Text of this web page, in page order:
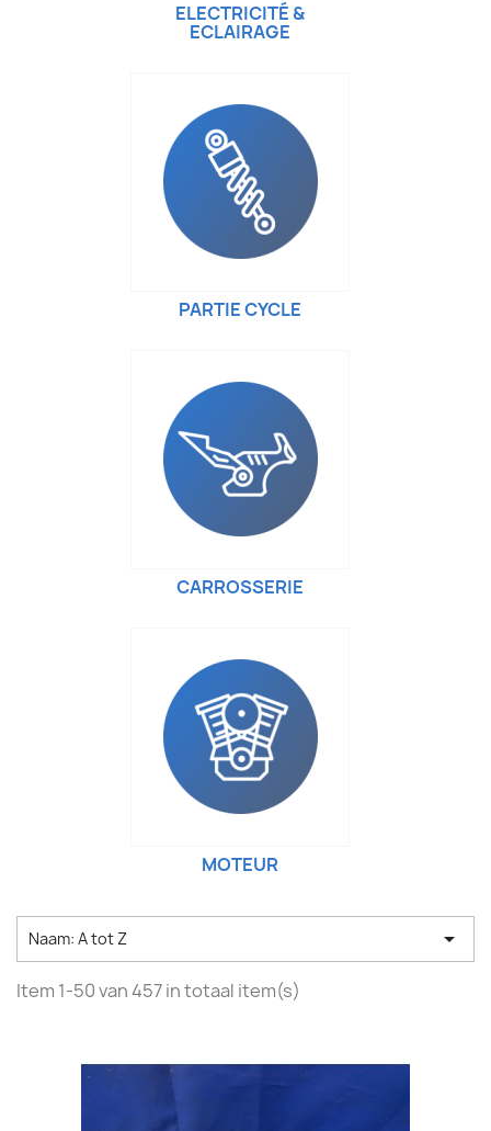
ELECTRICITÉ &
ECLAIRAGE
PARTIE CYCLE
CARROSSERIE
MOTEUR
Naam: A tot Z 
Item 1-50 van 457 in totaal item(s)